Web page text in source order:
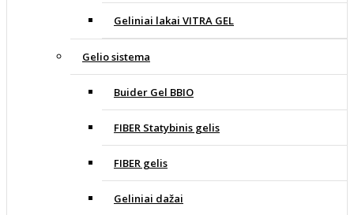
Geliniai lakai VITRA GEL
Gelio sistema
Buider Gel BBIO
FIBER Statybinis gelis
FIBER gelis
Geliniai dažai